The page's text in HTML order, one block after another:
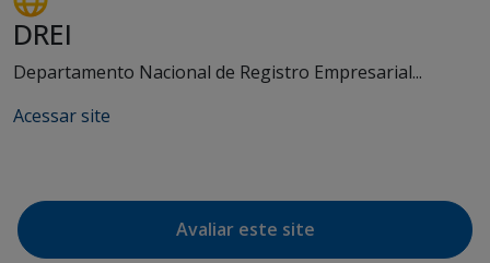
DREI
Departamento Nacional de Registro Empresarial...
Acessar site
Avaliar este site